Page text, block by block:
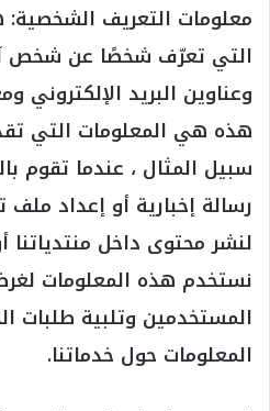
معلومات التعريف
التي تعرّف شخصًا عن شخص
وعناوين البريد الإلكتروني
هذه هي المعلومات التي
سبيل المثال ، عندما تقوم
رسالة إخبارية أو إعداد
لنشر محتوى داخل منتدياتنا
نستخدم هذه المعلومات
المستخدمين وتلبية طلبات
المعلومات حول خدماتنا.